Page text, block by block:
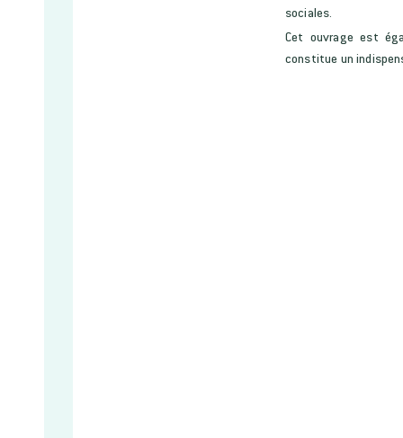
sociales.
Cet ouvrage est
constitue un